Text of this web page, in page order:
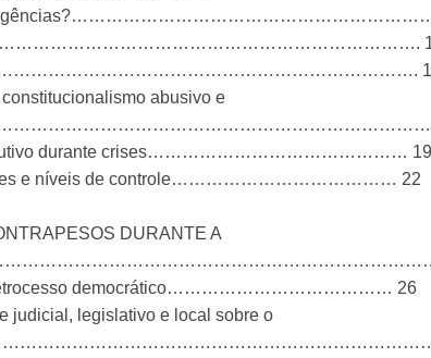
abusivo e
durante crises……………………………………… 19
crises e níveis de controle………………………………… 22
DURANTE A
e retrocesso democrático………………………………… 26
judicial, legislativo e local sobre o